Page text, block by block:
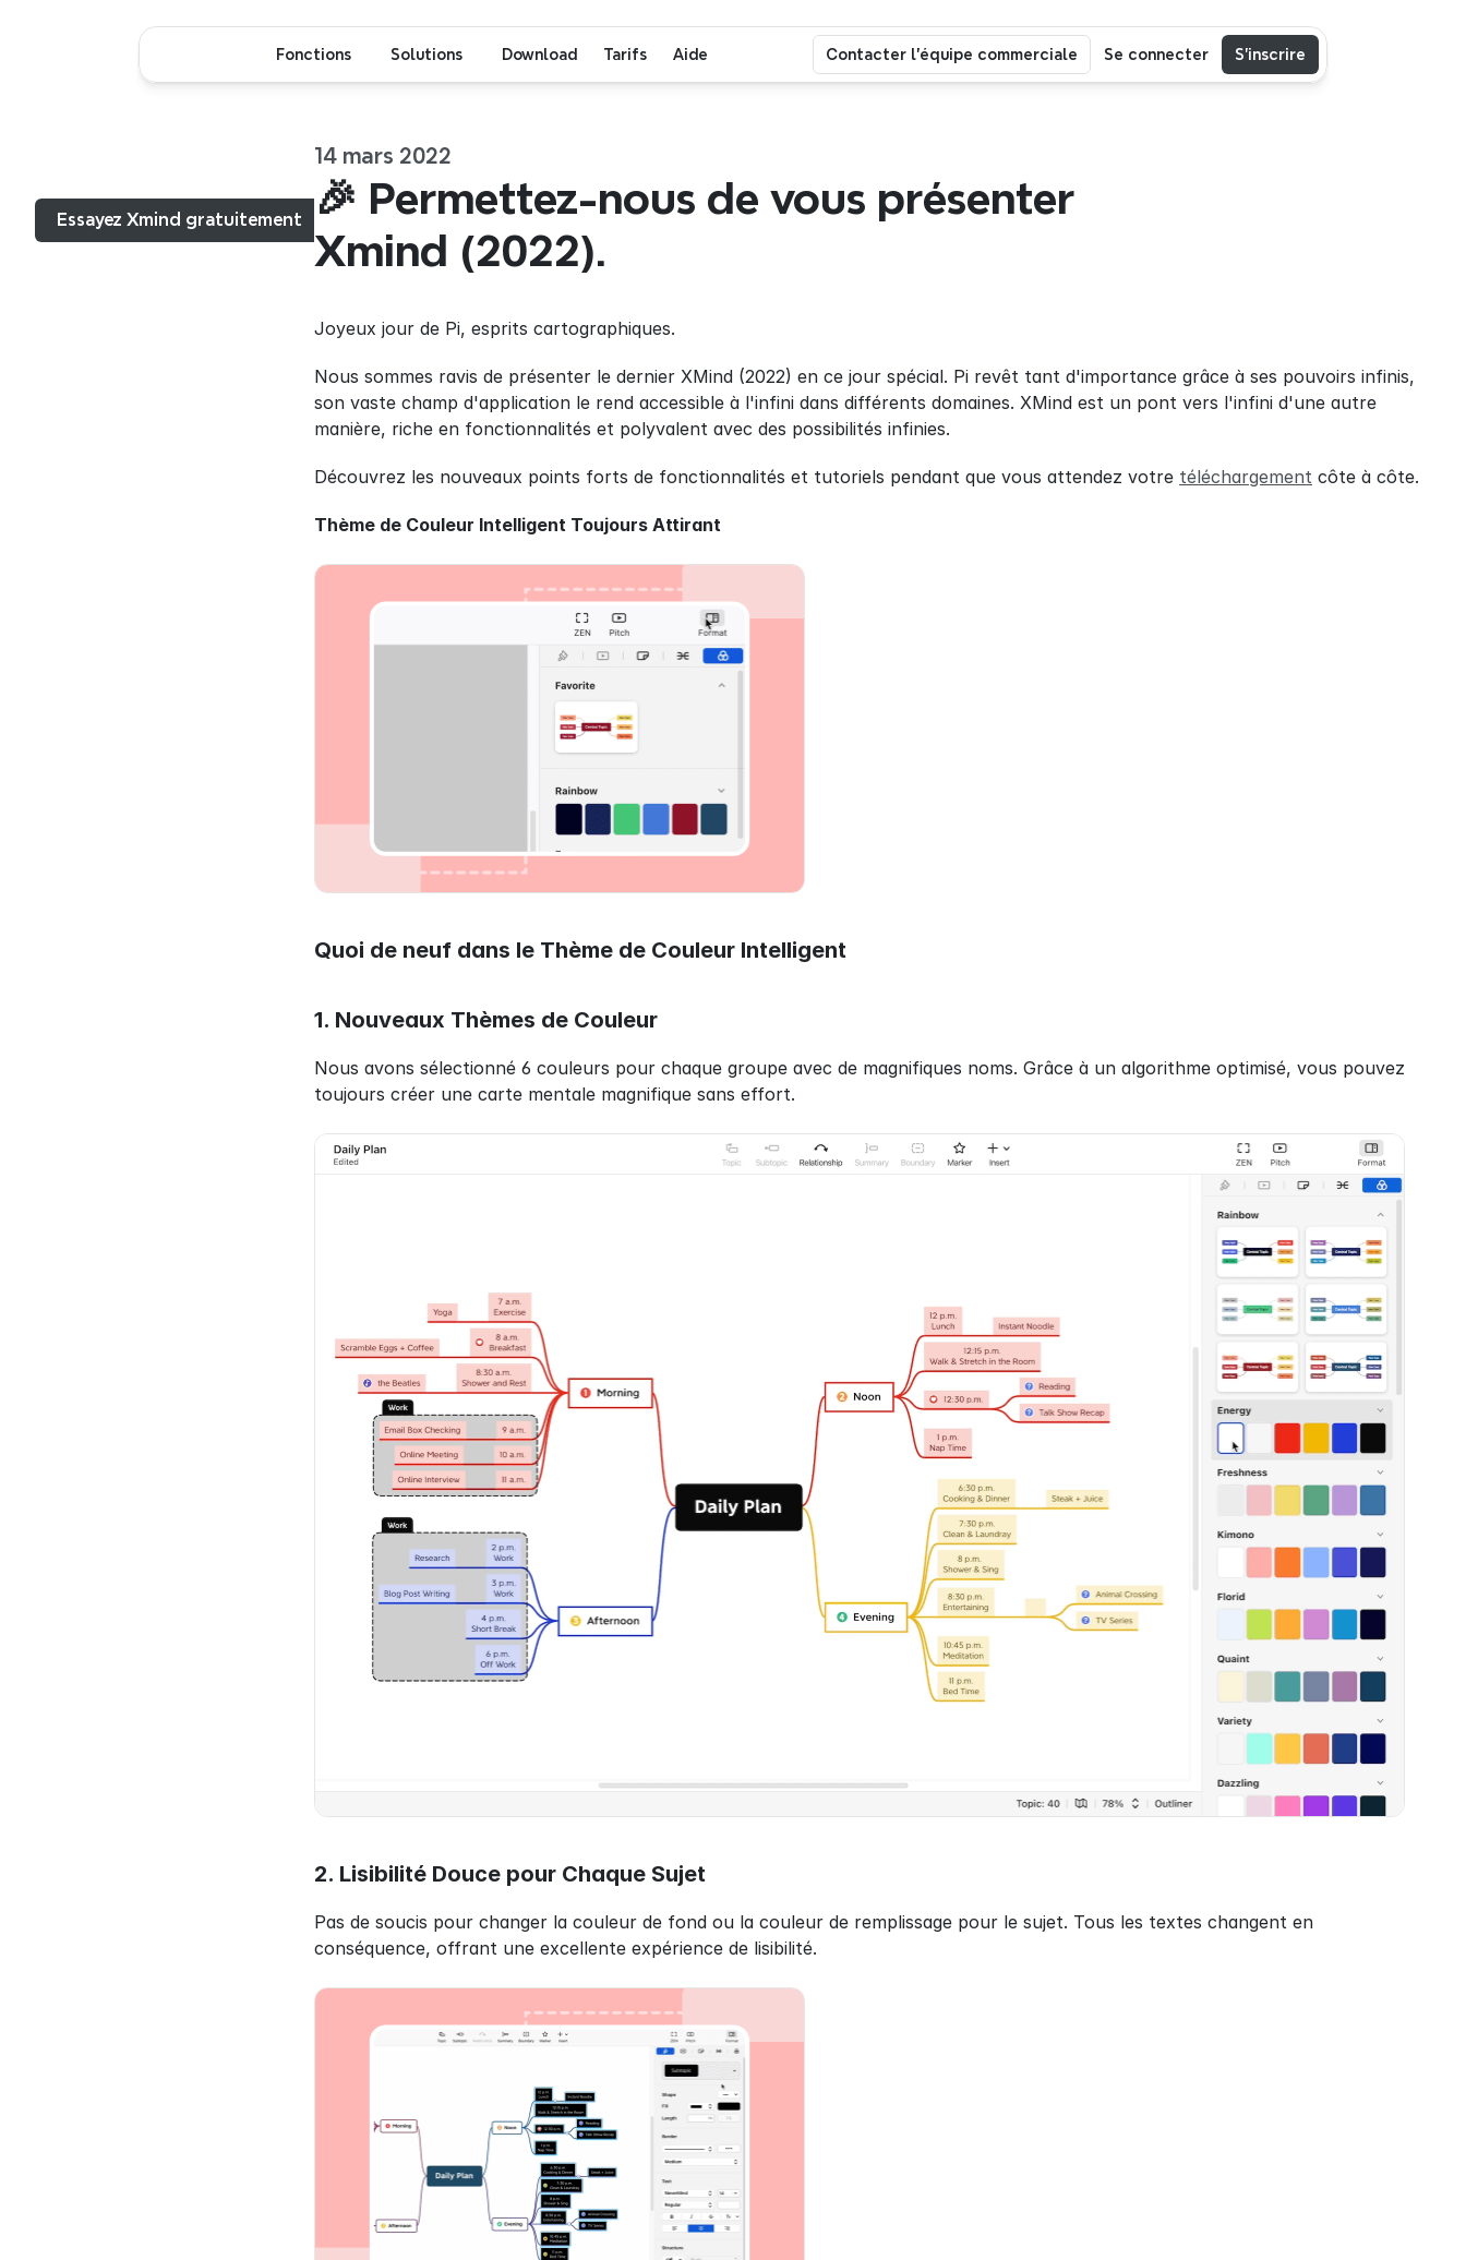
Essayez Xmind gratuitement
14 mars 2022
🎉 Permettez-nous de vous présenter
Xmind (2022).
Joyeux jour de Pi, esprits cartographiques.
Nous sommes ravis de présenter le dernier XMind (2022) en ce jour spécial. Pi revêt tant d'importance grâce à ses pouvoirs infinis,
son vaste champ d'application le rend accessible à l'infini dans différents domaines. XMind est un pont vers l'infini d'une autre
manière, riche en fonctionnalités et polyvalent avec des possibilités infinies.
Découvrez les nouveaux points forts de fonctionnalités et tutoriels pendant que vous attendez votre téléchargement côte à côte.
Thème de Couleur Intelligent Toujours Attirant
Quoi de neuf dans le Thème de Couleur Intelligent
1. Nouveaux Thèmes de Couleur
Nous avons sélectionné 6 couleurs pour chaque groupe avec de magnifiques noms. Grâce à un algorithme optimisé, vous pouvez
toujours créer une carte mentale magnifique sans effort.
2. Lisibilité Douce pour Chaque Sujet
Pas de soucis pour changer la couleur de fond ou la couleur de remplissage pour le sujet. Tous les textes changent en
conséquence, offrant une excellente expérience de lisibilité.
Fonctions Solutions Download Tarifs Aide Contacter l'équipe commerciale Se connecter S’inscrire